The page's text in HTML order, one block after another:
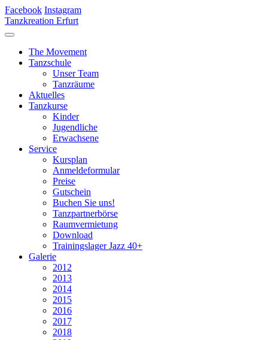
Facebook Instagram
Tanzkreation Erfurt
The Movement
Tanzschule
Unser Team
Tanzräume
Aktuelles
Tanzkurse
Kinder
Jugendliche
Erwachsene
Service
Kursplan
Anmeldeformular
Preise
Gutschein
Buchen Sie uns!
Tanzpartnerbörse
Raumvermietung
Download
Trainingslager Jazz 40+
Galerie
2012
2013
2014
2015
2016
2017
2018